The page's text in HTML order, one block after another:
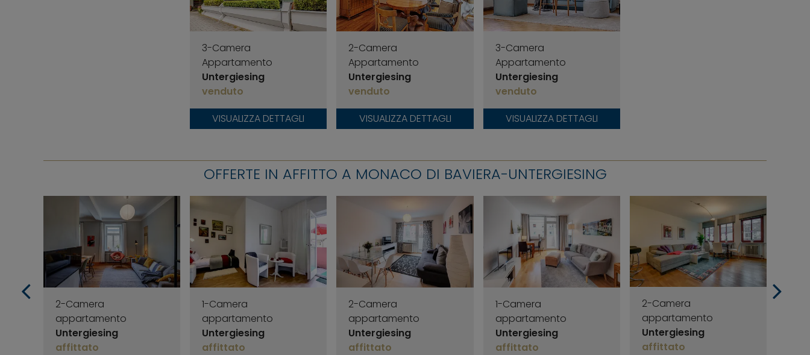
3-Camera
Appartamento
Untergiesing
venduto
VISUALIZZA DETTAGLI
2-Camera
Appartamento
Untergiesing
venduto
VISUALIZZA DETTAGLI
3-Camera
Appartamento
Untergiesing
venduto
VISUALIZZA DETTAGLI
OFFERTE IN AFFITTO A MONACO DI BAVIERA-UNTERGIESING
2-Camera
appartamento
Untergiesing
affittato
1-Camera
appartamento
Untergiesing
affittato
2-Camera
appartamento
Untergiesing
affittato
1-Camera
appartamento
Untergiesing
affittato
2-Camera
appartamento
Untergiesing
affittato